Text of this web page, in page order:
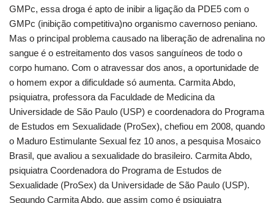
GMPc, essa droga é apto de inibir a ligação da PDE5 com o
GMPc (inibição competitiva)no organismo cavernoso peniano.
Mas o principal problema causado na liberação de adrenalina no
sangue é o estreitamento dos vasos sanguíneos de todo o
corpo humano. Com o atravessar dos anos, a oportunidade de
o homem expor a dificuldade só aumenta. Carmita Abdo,
psiquiatra, professora da Faculdade de Medicina da
Universidade de São Paulo (USP) e coordenadora do Programa
de Estudos em Sexualidade (ProSex), chefiou em 2008, quando
o Maduro Estimulante Sexual fez 10 anos, a pesquisa Mosaico
Brasil, que avaliou a sexualidade do brasileiro. Carmita Abdo,
psiquiatra Coordenadora do Programa de Estudos de
Sexualidade (ProSex) da Universidade de São Paulo (USP).
Segundo Carmita Abdo, que assim como é psiquiatra